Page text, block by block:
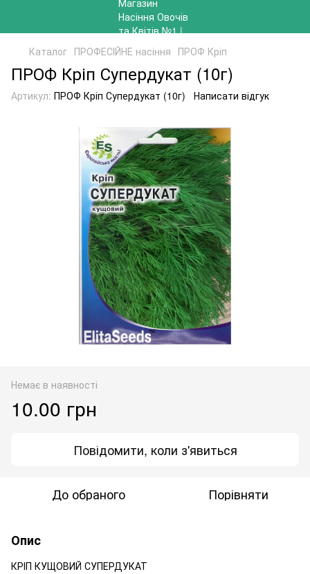
Каталог ПРОФЕСІЙНЕ насіння ПРОФ Кріп
ПРОФ Кріп Супердукат (10г)
Артикул: ПРОФ Кріп Супердукат (10г) Написати відгук
Немає в наявності
10.00 грн
Повідомити, коли з'явиться
До обраного Порівняти
Опис
КРІП КУЩОВИЙ СУПЕРДУКАТ